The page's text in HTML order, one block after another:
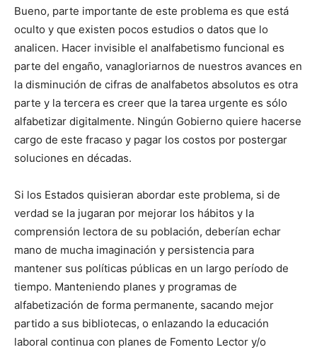
Bueno, parte importante de este problema es que está
oculto y que existen pocos estudios o datos que lo
analicen. Hacer invisible el analfabetismo funcional es
parte del engaño, vanagloriarnos de nuestros avances en
la disminución de cifras de analfabetos absolutos es otra
parte y la tercera es creer que la tarea urgente es sólo
alfabetizar digitalmente. Ningún Gobierno quiere hacerse
cargo de este fracaso y pagar los costos por postergar
soluciones en décadas.
Si los Estados quisieran abordar este problema, si de
verdad se la jugaran por mejorar los hábitos y la
comprensión lectora de su población, deberían echar
mano de mucha imaginación y persistencia para
mantener sus políticas públicas en un largo período de
tiempo. Manteniendo planes y programas de
alfabetización de forma permanente, sacando mejor
partido a sus bibliotecas, o enlazando la educación
laboral continua con planes de Fomento Lector y/o